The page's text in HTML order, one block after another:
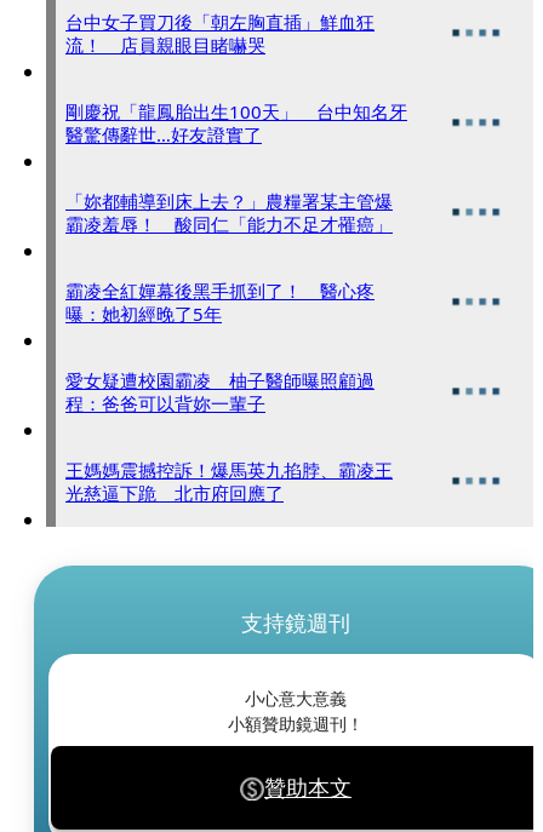
台中女子買刀後「朝左胸直插」鮮血狂
流！ 店員親眼目睹嚇哭
剛慶祝「龍鳳胎出生100天」 台中知名牙
醫驚傳辭世…好友證實了
「妳都輔導到床上去？」農糧署某主管爆
霸凌羞辱！ 酸同仁「能力不足才罹癌」
霸凌全紅嬋幕後黑手抓到了！ 醫心疼
曝：她初經晚了5年
愛女疑遭校園霸凌 柚子醫師曝照顧過
程：爸爸可以背妳一輩子
王媽媽震撼控訴！爆馬英九掐脖、霸凌王
光慈逼下跪 北市府回應了
支持鏡週刊
小心意大意義
小額贊助鏡週刊！
贊助本文